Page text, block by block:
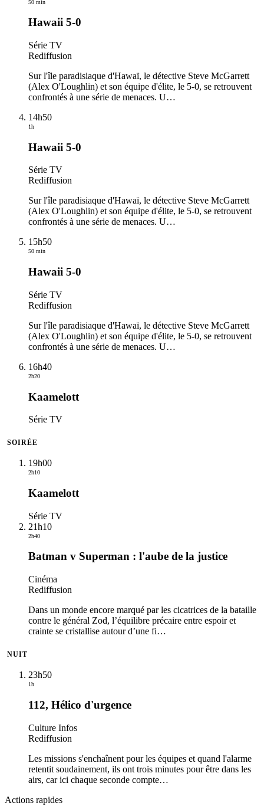
50 min
Hawaii 5-0
Série TV
Rediffusion
Sur l'île paradisiaque d'Hawaï, le détective Steve McGarrett
(Alex O'Loughlin) et son équipe d'élite, le 5-0, se retrouvent
confrontés à une série de menaces. U…
14h50
1h
Hawaii 5-0
Série TV
Rediffusion
Sur l'île paradisiaque d'Hawaï, le détective Steve McGarrett
(Alex O'Loughlin) et son équipe d'élite, le 5-0, se retrouvent
confrontés à une série de menaces. U…
15h50
50 min
Hawaii 5-0
Série TV
Rediffusion
Sur l'île paradisiaque d'Hawaï, le détective Steve McGarrett
(Alex O'Loughlin) et son équipe d'élite, le 5-0, se retrouvent
confrontés à une série de menaces. U…
16h40
2h20
Kaamelott
Série TV
SOIRÉE
19h00
2h10
Kaamelott
Série TV
21h10
2h40
Batman v Superman : l'aube de la justice
Cinéma
Rediffusion
Dans un monde encore marqué par les cicatrices de la bataille
contre le général Zod, l’équilibre précaire entre espoir et
crainte se cristallise autour d’une fi…
NUIT
23h50
1h
112, Hélico d'urgence
Culture Infos
Rediffusion
Les missions s'enchaînent pour les équipes et quand l'alarme
retentit soudainement, ils ont trois minutes pour être dans les
airs, car ici chaque seconde compte…
Actions rapides